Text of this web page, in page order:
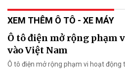
XEM THÊM Ô TÔ - XE MÁY
Ô tô điện mở rộng phạm
vào Việt Nam
Ô tô điện mở rộng phạm vi hoạt động